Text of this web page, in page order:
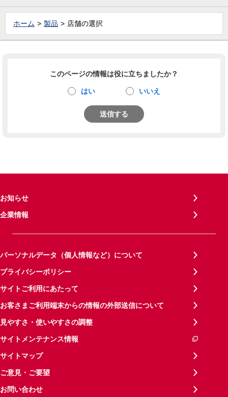
ホーム 製品 店舗の選択
このページの情報は役に立ちましたか？
はい いいえ
送信する
お知らせ
企業情報
パーソナルデータ（個人情報など）について
プライバシーポリシー
サイトご利用にあたって
お客さまご利用端末からの情報の外部送信について
見やすさ・使いやすさの調整
サイトメンテナンス情報
サイトマップ
ご意見・ご要望
お問い合わせ